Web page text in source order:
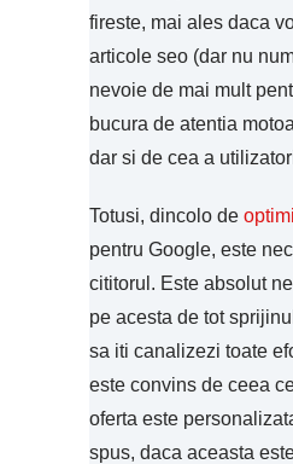
fireste, mai ales daca
articole seo (dar nu
nevoie de mai mult
bucura de atentia
dar si de cea a
Totusi, dincolo de
pentru Google, este
cititorul. Este absolut
pe acesta de tot
sa iti canalizezi toate
este convins de ceea
oferta este
spus, daca aceasta